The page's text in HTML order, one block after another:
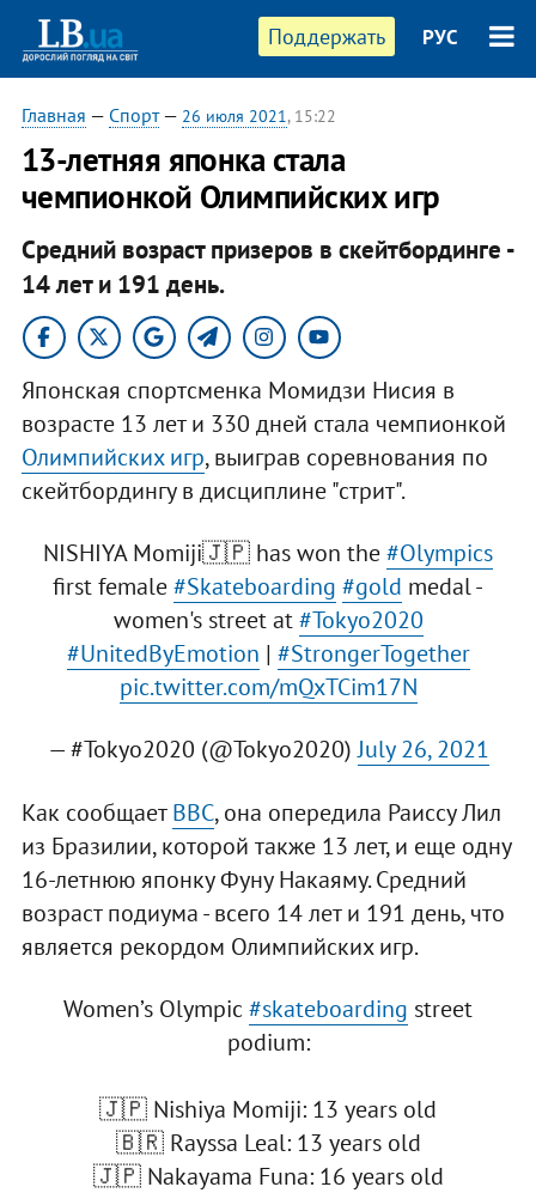
Поддержать РУС
Главная — Спорт— 26 июля 2021, 15:22
13-летняя японка стала
чемпионкой Олимпийских игр
Средний возраст призеров в скейтбординге -
14 лет и 191 день.
Японская спортсменка Момидзи Нисия в
возрасте 13 лет и 330 дней стала чемпионкой
Олимпийских игр, выиграв соревнования по
скейтбордингу в дисциплине "стрит".
NISHIYA Momiji🇯🇵 has won the#Olympics
first female#Skateboarding #gold medal -
women's street at#Tokyo2020
#UnitedByEmotion | #StrongerTogether
pic.twitter.com/mQxTCim17N
— #Tokyo2020 (@Tokyo2020)July 26, 2021
Как сообщаетBBC, она опередила Раиссу Лил
из Бразилии, которой также 13 лет, и еще одну
16-летнюю японку Фуну Накаяму. Средний
возраст подиума - всего 14 лет и 191 день, что
является рекордом Олимпийских игр.
Women’s Olympic#skateboarding street
podium:
🇯🇵 Nishiya Momiji: 13 years old
🇧🇷 Rayssa Leal: 13 years old
🇯🇵 Nakayama Funa: 16 years old